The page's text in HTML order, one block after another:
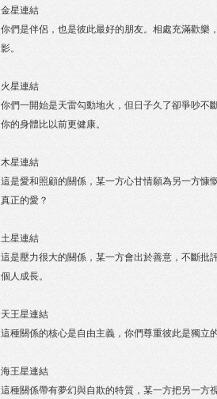
金星連結
你們是伴侶，也是彼此最好的朋友。相處充滿歡樂
影。
火星連結
你們一開始是天雷勾動地火，但日子久了卻爭吵不
你的身體比以前更健康。
木星連結
這是愛和照顧的關係，某一方心甘情願為另一方慷
真正的愛？
土星連結
這是壓力很大的關係，某一方會出於善意，不斷批
個人成長。
天王星連結
這種關係的核心是自由主義，你們尊重彼此是獨立
海王星連結
這種關係帶有夢幻與自欺的特質，某一方把另一方